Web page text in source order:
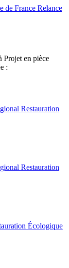
de France Relance
Projet en pièce
:
Restauration
Restauration
Écologique